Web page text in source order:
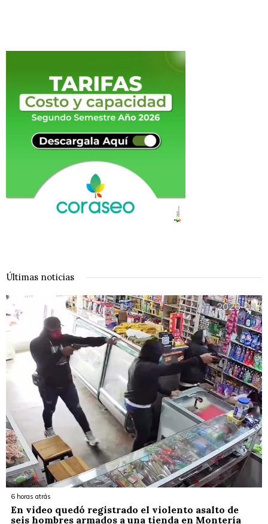
Últimas noticias
6 horas atrás
En video quedó registrado el violento asalto de
seis hombres armados a una tienda en Montería